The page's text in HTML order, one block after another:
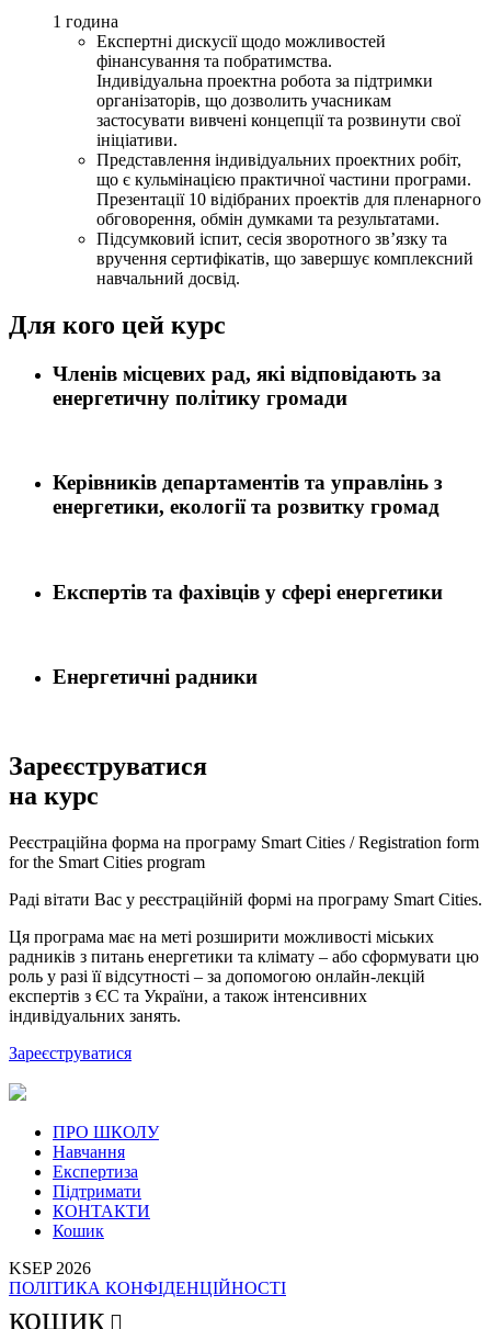
1 година
Експертні дискусії щодо можливостей
фінансування та побратимства.
Індивідуальна проектна робота за підтримки
організаторів, що дозволить учасникам
застосувати вивчені концепції та розвинути свої
ініціативи.
Представлення індивідуальних проектних робіт,
що є кульмінацією практичної частини програми.
Презентації 10 відібраних проектів для пленарного
обговорення, обмін думками та результатами.
Підсумковий іспит, сесія зворотного зв’язку та
вручення сертифікатів, що завершує комплексний
навчальний досвід.
Для кого цей курс
Членів місцевих рад, які відповідають за
енергетичну політику громади
Керівників департаментів та управлінь з
енергетики, екології та розвитку громад
Експертів та фахівців у сфері енергетики
Енергетичні радники
Зареєструватися
на курс
Реєстраційна форма на програму Smart Cities / Registration form
for the Smart Cities program
Раді вітати Вас у реєстраційній формі на програму Smart Cities.
Ця програма має на меті розширити можливості міських
радників з питань енергетики та клімату – або сформувати цю
роль у разі її відсутності – за допомогою онлайн-лекцій
експертів з ЄС та України, а також інтенсивних
індивідуальних занять.
Зареєструватися
ПРО ШКОЛУ
Навчання
Експертиза
Підтримати
КОНТАКТИ
Кошик
KSEP 2026
ПОЛІТИКА КОНФІДЕНЦІЙНОСТІ
кошик